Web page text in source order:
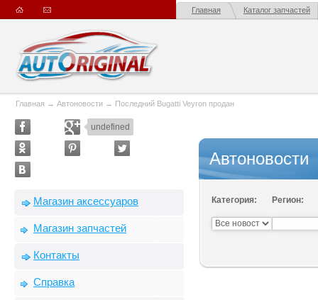
Главная Каталог запчастей
Главная → Автоновости → Последний Bugatti Veyron продан
undefined
Магазин аксессуаров
Магазин запчастей
Контакты
Справка
Автоновости
Категория: Регион: